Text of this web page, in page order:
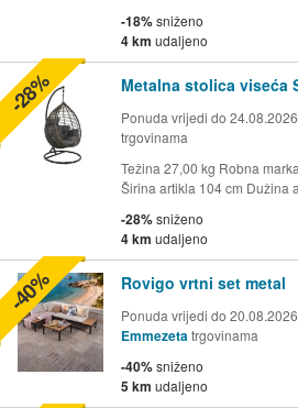
-18%sniženo
4 km udaljeno
Metalna stolica viseća
Ponuda vrijedi do
trgovinama
Težina 27,00 kg Robna
Širina artikla 104 cm Dužina
-28%sniženo
4 km udaljeno
-28%
Rovigo vrtni set metal
Ponuda vrijedi do
Emmezeta trgovinama
-40%sniženo
5 km udaljeno
-40%